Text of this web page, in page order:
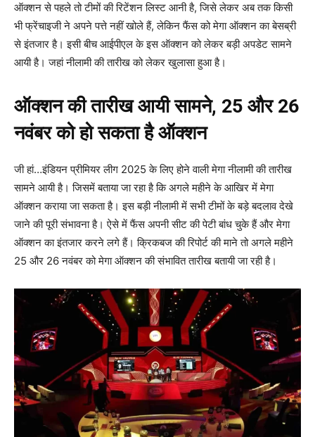
ऑक्शन से पहले तो टीमों की रिटेंशन लिस्ट आनी है, जिसे लेकर अब तक किसी
भी फ्रेंचाइजी ने अपने पत्ते नहीं खोले हैं, लेकिन फैंस को मेगा ऑक्शन का बेसब्री
से इंतजार है। इसी बीच आईपीएल के इस ऑक्शन को लेकर बड़ी अपडेट सामने
आयी है। जहां नीलामी की तारीख को लेकर खुलासा हुआ है।
ऑक्शन की तारीख आयी सामने, 25 और 26
नवंबर को हो सकता है ऑक्शन
जी हां…इंडियन प्रीमियर लीग 2025 के लिए होने वाली मेगा नीलामी की तारीख
सामने आयी है। जिसमें बताया जा रहा है कि अगले महीने के आखिर में मेगा
ऑक्शन कराया जा सकता है। इस बड़ी नीलामी में सभी टीमों के बड़े बदलाव देखे
जाने की पूरी संभावना है। ऐसे में फैंस अपनी सीट की पेटी बांध चुके हैं और मेगा
ऑक्शन का इंतजार करने लगे हैं। क्रिकबज की रिपोर्ट की माने तो अगले महीने
25 और 26 नवंबर को मेगा ऑक्शन की संभावित तारीख बतायी जा रही है।